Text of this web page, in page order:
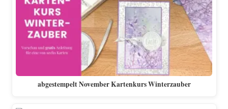
abgestempelt November Kartenkurs Winterzauber